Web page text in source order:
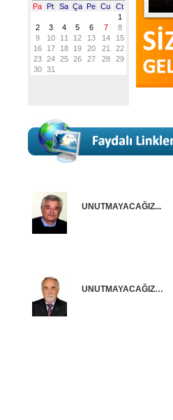
UNUTMAYACAĞIZ...
UNUTMAYACAĞIZ…